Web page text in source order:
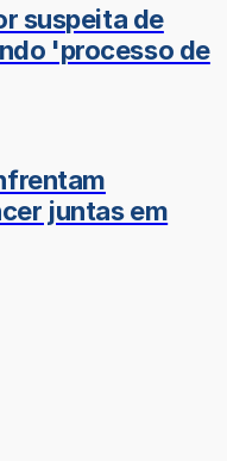
suspeita de
'processo de
juntas em